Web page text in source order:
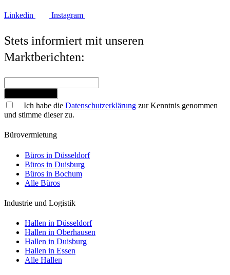
Linkedin Instagram
Stets informiert mit unseren
Marktberichten:
Ich habe die Datenschutzerklärung zur Kenntnis genommen
und stimme dieser zu.
Bürovermietung
Büros in Düsseldorf
Büros in Duisburg
Büros in Bochum
Alle Büros
Industrie und Logistik
Hallen in Düsseldorf
Hallen in Oberhausen
Hallen in Duisburg
Hallen in Essen
Alle Hallen